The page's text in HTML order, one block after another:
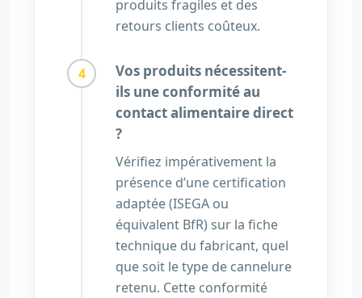
produits fragiles et des
retours clients coûteux.
Vos produits nécessitent-
ils une conformité au
contact alimentaire direct
?
Vérifiez impérativement la
présence d’une certification
adaptée (ISEGA ou
équivalent BfR) sur la fiche
technique du fabricant, quel
que soit le type de cannelure
retenu. Cette conformité